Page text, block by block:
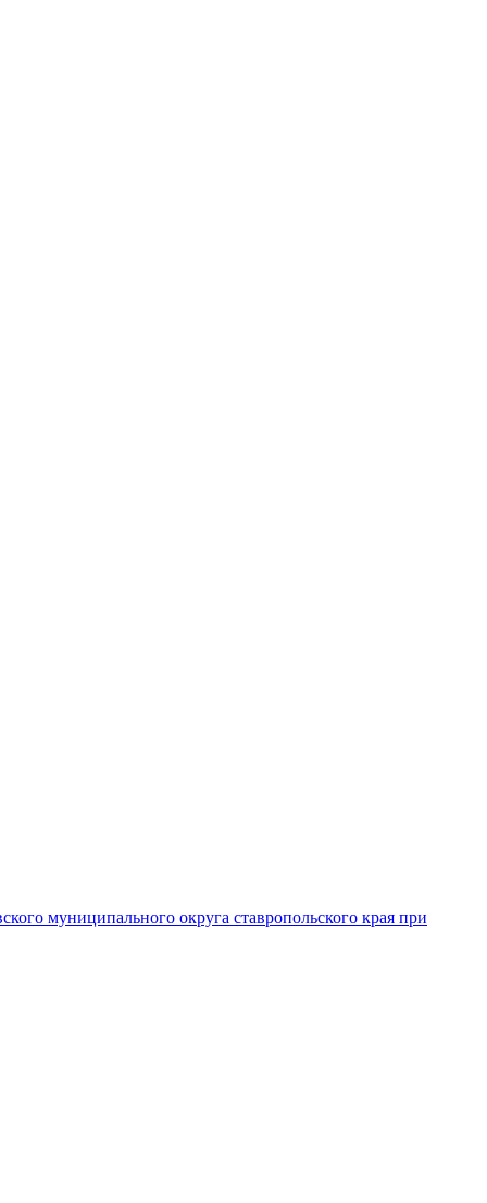
муниципального округа ставропольского края при